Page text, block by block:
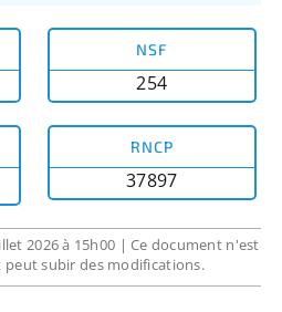
NSF
254
RNCP
37897
2026 à 15h00 | Ce document n'est
peut subir des modifications.